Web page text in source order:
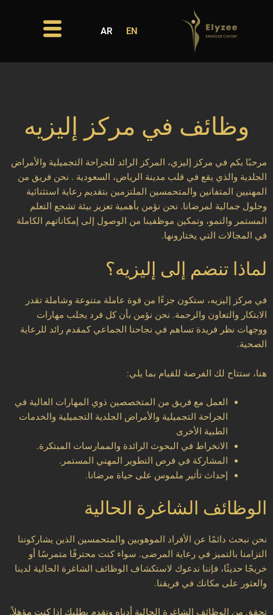
EN
AR
وظائف في مركز إليزيه
مرحبًا بكم في مركز إليزي، المركز الرائد للجراحة التجميلية والأمراض
الجلدية والذي يقع في قلب مدينة الرياض، السعودية . نحن فريق من
المهنيين المتفانين والمتحمسين الملتزمين بتقديم رعاية استثنائية
وحلول جمالية لمرضانا. نحن نؤمن بأهمية تعزيز بيئة تشجع التعلم
المستمر والنمو، وتمكين موظفينا من الوصول إلى إمكاناتهم الكاملة
في المجالات التي يختارونها.
لماذا تنضم إلى إليزيه؟
في مركز إليزيه، ستكون جزءًا من قوة عاملة متنوعة وشاملة تقدر
الابتكار والتعاون والرحمة. نحن نؤمن بأن كل فرد يجلب مهارات
ووجهات نظر فريدة تساهم في نجاحنا الجماعي كمقدم رائد للرعاية
الصحية.
هنا، ستتاح لك الفرصة للقيام بما يلي:
العمل مع فريق من المتخصصين ذوي المهارات العالية في
الجراحة التجميلية والأمراض الجلدية التجميلية والخدمات
الطبية الأخرى
الانخراط في البحوث الرائدة والممارسات المبتكرة.
المشاركة في فرص التطوير المهني المستمر.
إحداث تأثير ملموس على حياة مرضانا.
الوظائف الشاغرة الحالية
نحن نبحث دائمًا عن الأفراد الموهوبين والمتحمسين الذين يشاركوننا
التزامنا بالتميز في رعاية المرضى. سواء كنت محترفًا متمرسًا أو
خريجًا حديثًا، فإننا ندعوك لاستكشاف الوظائف الشاغرة الحالية لدينا
والعثور على مكانك في فريقنا.
تحقق من الوظائف الشاغرة الحالية أدناه وتقدم بطلبك إذا كنت مؤهلاً.